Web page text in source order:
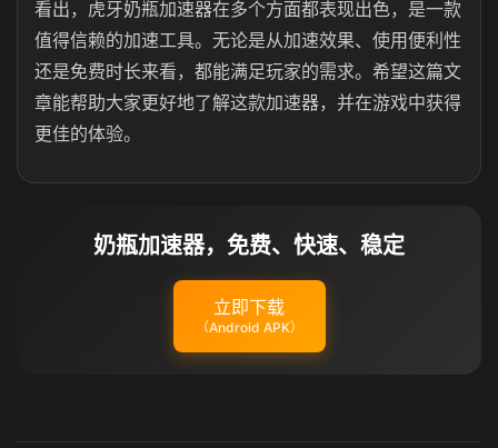
看出，虎牙奶瓶加速器在多个方面都表现出色，是一款
值得信赖的加速工具。无论是从加速效果、使用便利性
还是免费时长来看，都能满足玩家的需求。希望这篇文
章能帮助大家更好地了解这款加速器，并在游戏中获得
更佳的体验。
奶瓶加速器，免费、快速、稳定
立即下载
（Android APK）